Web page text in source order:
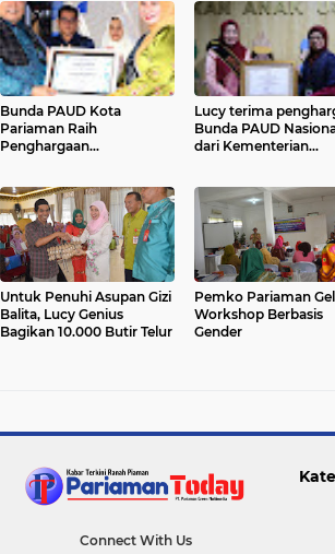
Bunda PAUD Kota
Pariaman Raih
Penghargaan
Lucy terima
Bunda PAUD
dari Kementerian
Untuk Penuhi Asupan Gizi
Balita, Lucy Genius
Bagikan 10.000 Butir Telur
Pemko Pariaman
Workshop Berbasis
Gender
Connect With Us